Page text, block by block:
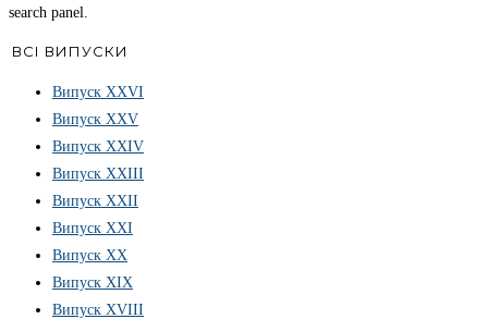
search panel.
ВСІ ВИПУСКИ
Випуск ХХVІ
Випуск XXV
Випуск XXIV
Випуск XXIII
Випуск XXII
Випуск XXI
Випуск XX
Випуск XIX
Випуск XVIII